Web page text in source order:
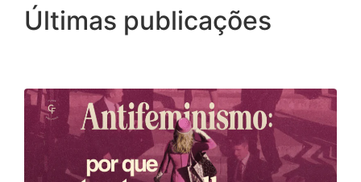
Últimas publicações